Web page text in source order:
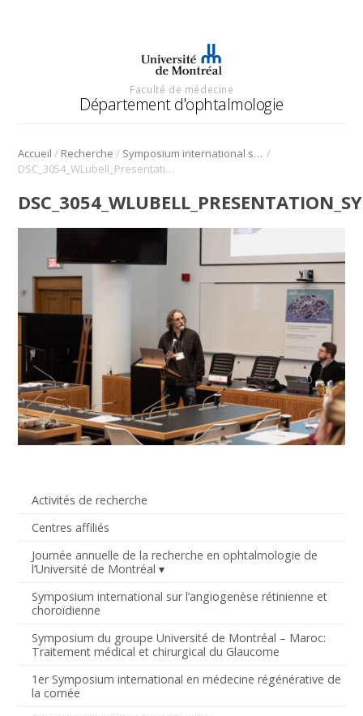
Faculté de médecine
Département d'ophtalmologie
Accueil / Recherche / Symposium international sur l’angiogenèse rétinienne et choroïdienne /
DSC_3054_WLubell_Presentation_Symposium_Angio_2022
Activités de recherche
Centres affiliés
Journée annuelle de la recherche en ophtalmologie de
l’Université de Montréal
Symposium international sur l’angiogenèse rétinienne et
choroïdienne
Symposium du groupe Université de Montréal – Maroc:
Traitement médical et chirurgical du Glaucome
1er Symposium international en médecine régénérative de
la cornée